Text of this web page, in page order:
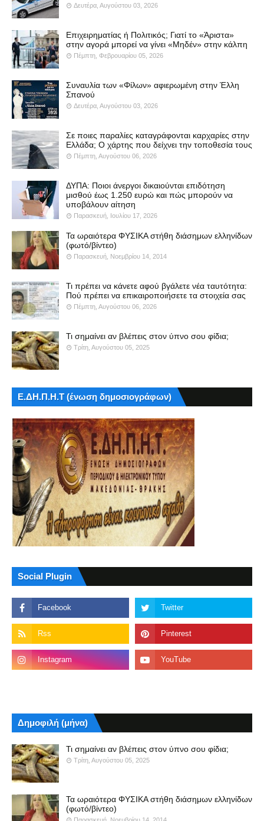
Δευτέρα, Αυγούστου 03, 2026
Επιχειρηματίας ή Πολιτικός; Γιατί το «Άριστα»
στην αγορά μπορεί να γίνει «Μηδέν» στην κάλπη
Πέμπτη, Φεβρουαρίου 05, 2026
Συναυλία των «Φίλων» αφιερωμένη στην Έλλη
Σπανού
Δευτέρα, Αυγούστου 03, 2026
Σε ποιες παραλίες καταγράφονται καρχαρίες στην
Ελλάδα; Ο χάρτης που δείχνει την τοποθεσία τους
Πέμπτη, Αυγούστου 06, 2026
ΔΥΠΑ: Ποιοι άνεργοι δικαιούνται επιδότηση
μισθού έως 1.250 ευρώ και πώς μπορούν να
υποβάλουν αίτηση
Παρασκευή, Ιουλίου 17, 2026
Τα ωραιότερα ΦΥΣΙΚΑ στήθη διάσημων ελληνίδων
(φωτό/βίντεο)
Παρασκευή, Νοεμβρίου 14, 2014
Τι πρέπει να κάνετε αφού βγάλετε νέα ταυτότητα:
Πού πρέπει να επικαιροποιήσετε τα στοιχεία σας
Πέμπτη, Αυγούστου 06, 2026
Τι σημαίνει αν βλέπεις στον ύπνο σου φίδια;
Τρίτη, Αυγούστου 05, 2025
Ε.ΔΗ.Π.Η.Τ (ένωση δημοσιογράφων)
Social Plugin
Δημοφιλή (μήνα)
Τι σημαίνει αν βλέπεις στον ύπνο σου φίδια;
Τρίτη, Αυγούστου 05, 2025
Τα ωραιότερα ΦΥΣΙΚΑ στήθη διάσημων ελληνίδων
(φωτό/βίντεο)